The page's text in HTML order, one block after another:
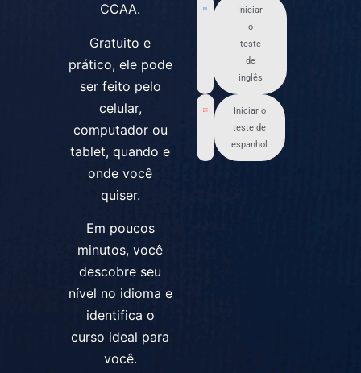
CCAA.
Gratuito e
prático, ele pode
ser feito pelo
celular,
computador ou
tablet, quando e
onde você
quiser.
Em poucos
minutos, você
descobre seu
nível no idioma e
identifica o
curso ideal para
você.
Iniciar
o
teste
de
inglês
Iniciar o
teste de
espanhol